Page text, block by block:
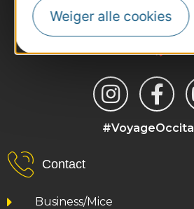
Weiger alle cookies
Contact
Business/Mice